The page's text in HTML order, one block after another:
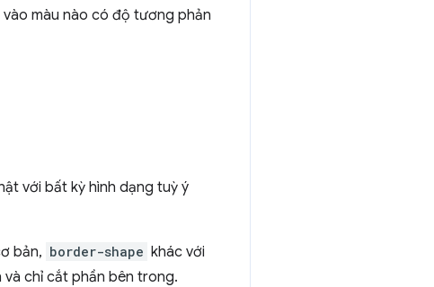
màu nào có độ tương phản
với bất kỳ hình dạng tuỳ ý
bản, border-shape khác với
chỉ cắt phần bên trong.